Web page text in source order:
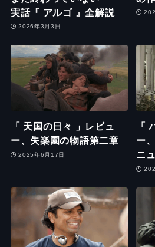
実話『 アルゴ 』全解説
2026年3月3日
「 天国の日々 」レビュ
ー、失楽園の物語第二章
2025年6月17日
「
ー
ニ